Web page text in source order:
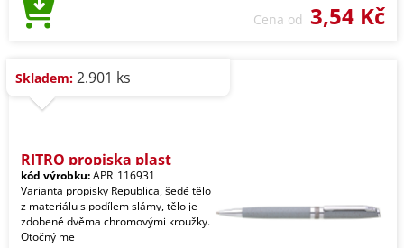
Cena od 3,54 Kč
Skladem: 2.901 ks
RITRO propiska plast
kód výrobku:APR_116931
Varianta propisky Republica, šedé tělo
z materiálu s podílem slámy, tělo je
zdobené dvěma chromovými kroužky.
Otočný me